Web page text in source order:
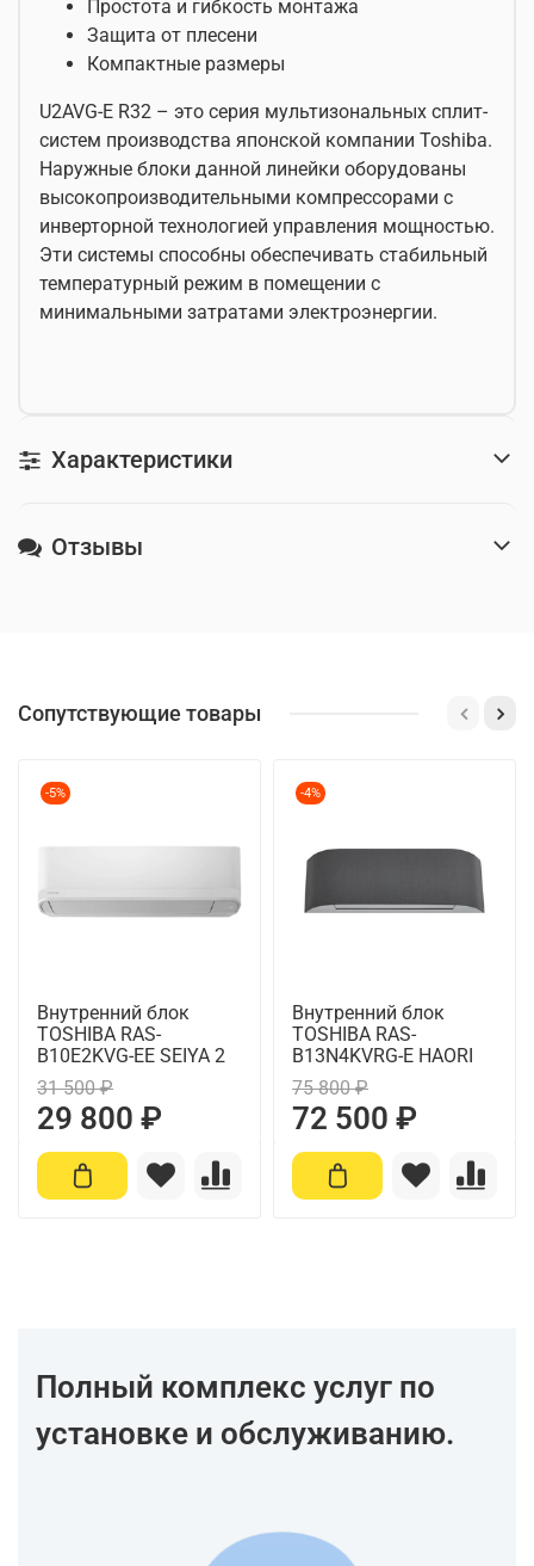
Простота и гибкость монтажа
Защита от плесени
Компактные размеры
U2AVG-E R32 – это серия мультизональных сплит-
систем производства японской компании Toshiba.
Наружные блоки данной линейки оборудованы
высокопроизводительными компрессорами с
инверторной технологией управления мощностью.
Эти системы способны обеспечивать стабильный
температурный режим в помещении с
минимальными затратами электроэнергии.
Характеристики
Отзывы
Сопутствующие товары
-5%
Внутренний блок
TOSHIBA RAS-
B10E2KVG-EE SEIYA 2
31 500 ₽
29 800 ₽
-4%
Внутренний блок
TOSHIBA RAS-
B13N4KVRG-E HAORI
75 800 ₽
72 500 ₽
Полный комплекс услуг по
установке и обслуживанию.